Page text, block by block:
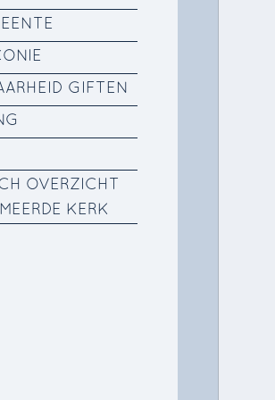
GIFTEN
OVERZICHT
KERK